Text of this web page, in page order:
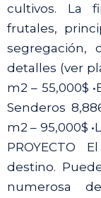
cultivos. La
frutales,
segregación,
detalles (ver
m2 – 55,000$
Senderos
m2 – 95,000$
PROYECTO
destino.
numerosa